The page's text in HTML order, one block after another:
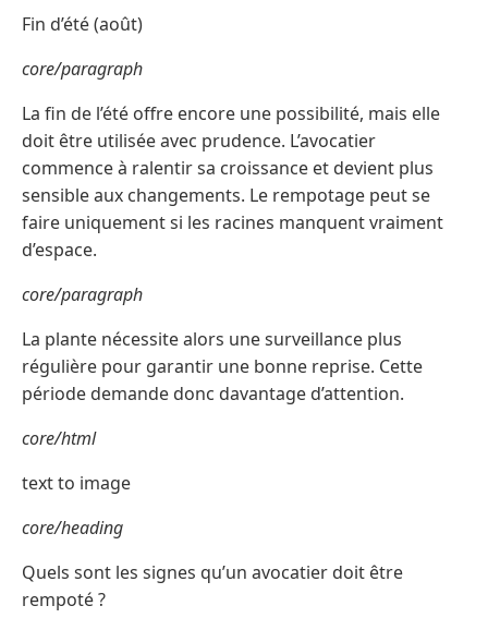
Fin d’été (août)
core/paragraph
La fin de l’été offre encore une possibilité, mais elle
doit être utilisée avec prudence. L’avocatier
commence à ralentir sa croissance et devient plus
sensible aux changements. Le rempotage peut se
faire uniquement si les racines manquent vraiment
d’espace.
core/paragraph
La plante nécessite alors une surveillance plus
régulière pour garantir une bonne reprise. Cette
période demande donc davantage d’attention.
core/html
text to image
core/heading
Quels sont les signes qu’un avocatier doit être
rempoté ?